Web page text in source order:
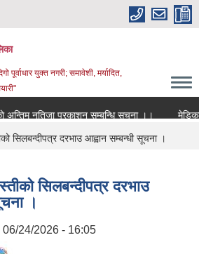
पूर्वाधार युक्त नगरी; समावेशी, मर्यादित,
मेडिकल अधिकृत पदकाे अन्तिम नतिजा प्रकाशन सम्बन्धि सुचना ।।
मेडिकल
सिलबन्दीपत्र दरभाउ आह्वान सम्बन्धी सूचना ।
सिलबन्दीपत्र दरभाउ
।
06/24/2026 - 16:05